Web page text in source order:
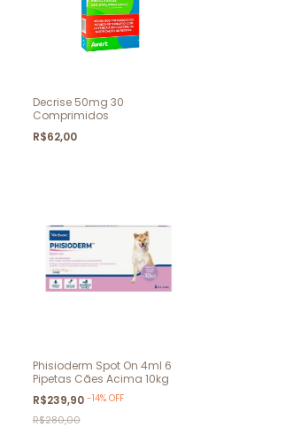
Decrise 50mg 30
Comprimidos
R$62,00
Phisioderm Spot On 4ml 6
Pipetas Cães Acima 10kg
R$239,90 -14% OFF
R$280,00